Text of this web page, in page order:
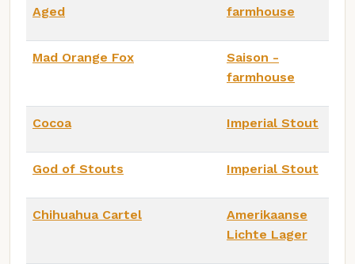
Aged
farmhouse
Mad Orange Fox
Saison -
farmhouse
Cocoa Imperial Stout
God of Stouts Imperial Stout
Chihuahua Cartel
Amerikaanse
Lichte Lager